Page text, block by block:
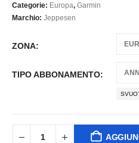
Categorie: Europa, Garmin
Marchio: Jeppesen
ZONA
TIPO ABBONAMENTO